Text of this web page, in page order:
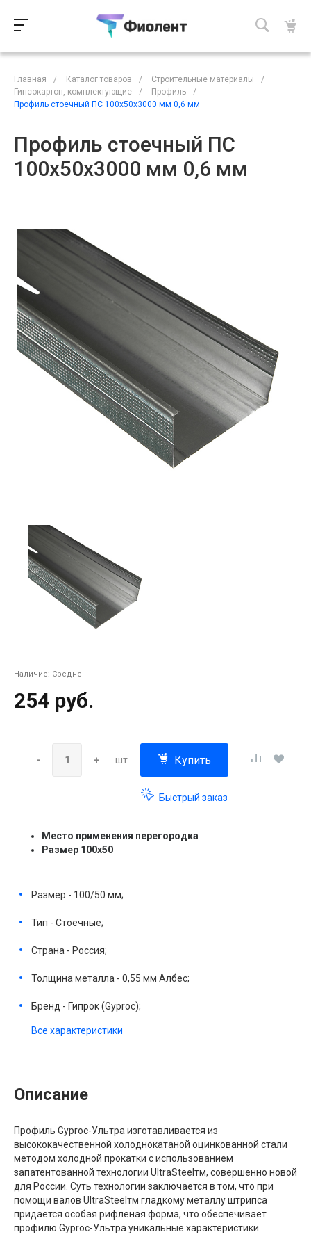
Главная / Каталог товаров / Строительные материалы
/
Гипсокартон, комплектующие
/ Профиль
/
Профиль стоечный ПС 100х50х3000 мм 0,6 мм
Профиль стоечный ПС
100х50х3000 мм 0,6 мм
Наличие: Средне
254 руб.
- + шт Купить
Быстрый заказ
Место применения перегородка
Размер 100x50
Размер - 100/50 мм;
Тип - Стоечные;
Страна - Россия;
Толщина металла - 0,55 мм Албес;
Бренд - Гипрок (Gyproc);
Все характеристики
Описание
Профиль Gyproc-Ультра изготавливается из
высококачественной холоднокатаной оцинкованной стали
методом холодной прокатки с использованием
запатентованной технологии UltraSteelтм, совершенно новой
для России. Суть технологии заключается в том, что при
помощи валов UltraSteelтм гладкому металлу штрипса
придается особая рифленая форма, что обеспечивает
профилю Gyproc-Ультра уникальные характеристики.